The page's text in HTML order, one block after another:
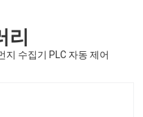
리
지 수집기 PLC 자동 제어